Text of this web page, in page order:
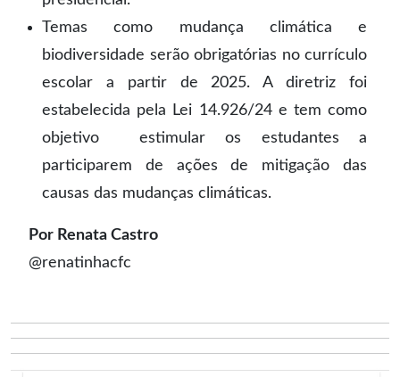
Temas como mudança climática e
biodiversidade serão obrigatórias no currículo
escolar a partir de 2025. A diretriz foi
estabelecida pela Lei 14.926/24 e tem como
objetivo estimular os estudantes a
participarem de ações de mitigação das
causas das mudanças climáticas.
Por Renata Castro
@renatinhacfc